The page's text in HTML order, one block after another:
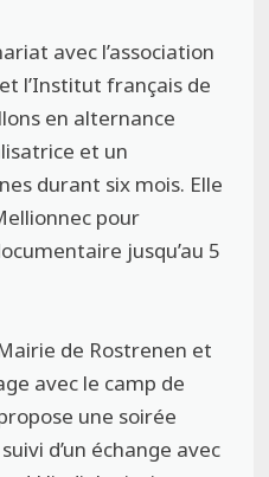
avec l’association
l’Institut français de
en alternance
et un
durant six mois. Elle
pour
jusqu’au 5
de Rostrenen et
avec le camp de
une soirée
d’un échange avec